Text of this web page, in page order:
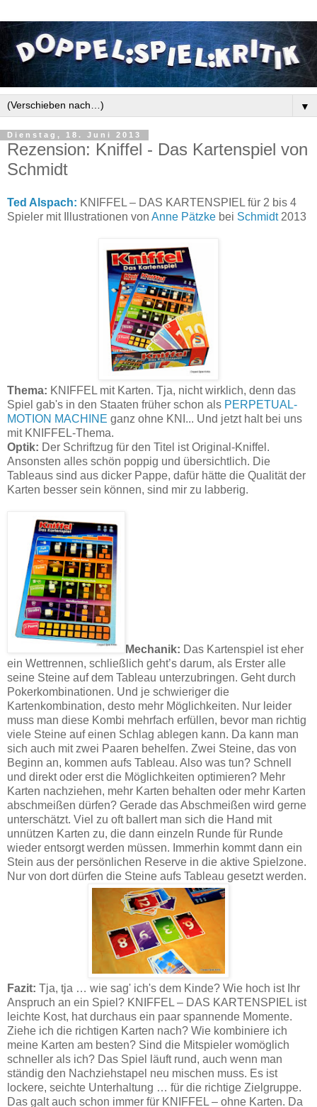
▼
Dienstag, 18. Juni 2013
Rezension: Kniffel - Das Kartenspiel von
Schmidt
Ted Alspach: KNIFFEL – DAS KARTENSPIEL für 2 bis 4
Spieler mit Illustrationen von Anne Pätzke bei Schmidt2013
Thema: KNIFFEL mit Karten. Tja, nicht wirklich, denn das
Spiel gab's in den Staaten früher schon als PERPETUAL-
MOTION MACHINE ganz ohne KNI... Und jetzt halt bei uns
mit KNIFFEL-Thema.
Optik: Der Schriftzug für den Titel ist Original-Kniffel.
Ansonsten alles schön poppig und übersichtlich. Die
Tableaus sind aus dicker Pappe, dafür hätte die Qualität der
Karten besser sein können, sind mir zu labberig.
Mechanik: Das Kartenspiel ist eher
ein Wettrennen, schließlich geht’s darum, als Erster alle
seine Steine auf dem Tableau unterzubringen. Geht durch
Pokerkombinationen. Und je schwieriger die
Kartenkombination, desto mehr Möglichkeiten. Nur leider
muss man diese Kombi mehrfach erfüllen, bevor man richtig
viele Steine auf einen Schlag ablegen kann. Da kann man
sich auch mit zwei Paaren behelfen. Zwei Steine, das von
Beginn an, kommen aufs Tableau. Also was tun? Schnell
und direkt oder erst die Möglichkeiten optimieren? Mehr
Karten nachziehen, mehr Karten behalten oder mehr Karten
abschmeißen dürfen? Gerade das Abschmeißen wird gerne
unterschätzt. Viel zu oft ballert man sich die Hand mit
unnützen Karten zu, die dann einzeln Runde für Runde
wieder entsorgt werden müssen. Immerhin kommt dann ein
Stein aus der persönlichen Reserve in die aktive Spielzone.
Nur von dort dürfen die Steine aufs Tableau gesetzt werden.
Fazit: Tja, tja … wie sag' ich's dem Kinde? Wie hoch ist Ihr
Anspruch an ein Spiel? KNIFFEL – DAS KARTENSPIEL ist
leichte Kost, hat durchaus ein paar spannende Momente.
Ziehe ich die richtigen Karten nach? Wie kombiniere ich
meine Karten am besten? Sind die Mitspieler womöglich
schneller als ich? Das Spiel läuft rund, auch wenn man
ständig den Nachziehstapel neu mischen muss. Es ist
lockere, seichte Unterhaltung … für die richtige Zielgruppe.
Das galt auch schon immer für KNIFFEL – ohne Karten. Da